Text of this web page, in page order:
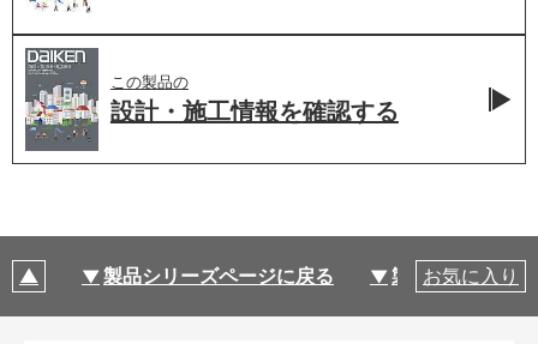
この製品の
設計・施工情報を確認する
製品シリーズページに戻る 製品仕様
お気に入り